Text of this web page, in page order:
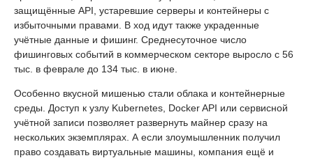
защищённые API, устаревшие серверы и контейнеры с
избыточными правами. В ход идут также украденные
учётные данные и фишинг. Среднесуточное число
фишинговых событий в коммерческом секторе выросло с 56
тыс. в феврале до 134 тыс. в июне.
Особенно вкусной мишенью стали облака и контейнерные
среды. Доступ к узлу Kubernetes, Docker API или сервисной
учётной записи позволяет развернуть майнер сразу на
нескольких экземплярах. А если злоумышленник получил
право создавать виртуальные машины, компания ещё и